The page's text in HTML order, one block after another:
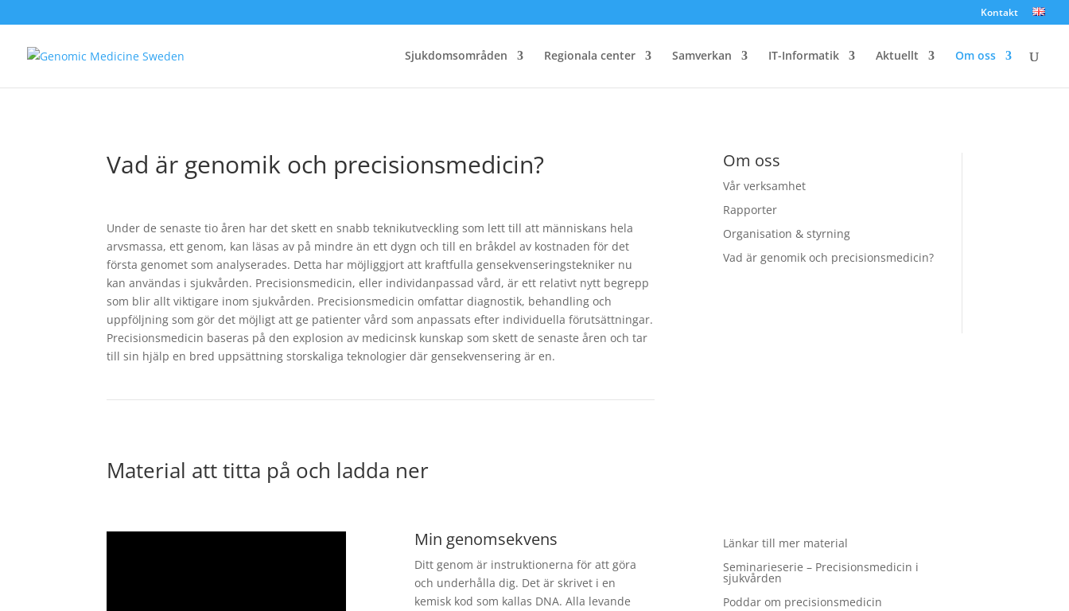
Kontakt
Sjukdomsområden Regionala center Samverkan IT-Informatik Aktuellt Om oss
Vad är genomik och precisionsmedicin?
Under de senaste tio åren har det skett en snabb teknikutveckling som lett till att människans hela
arvsmassa, ett genom, kan läsas av på mindre än ett dygn och till en bråkdel av kostnaden för det
första genomet som analyserades. Detta har möjliggjort att kraftfulla gensekvenseringstekniker nu
kan användas i sjukvården. Precisionsmedicin, eller individanpassad vård, är ett relativt nytt begrepp
som blir allt viktigare inom sjukvården. Precisionsmedicin omfattar diagnostik, behandling och
uppföljning som gör det möjligt att ge patienter vård som anpassats efter individuella förutsättningar.
Precisionsmedicin baseras på den explosion av medicinsk kunskap som skett de senaste åren och tar
till sin hjälp en bred uppsättning storskaliga teknologier där gensekvensering är en.
Om oss
Vår verksamhet
Rapporter
Organisation & styrning
Vad är genomik och precisionsmedicin?
Material att titta på och ladda ner
Min genomsekvens
Ditt genom är instruktionerna för att göra
och underhålla dig. Det är skrivet i en
kemisk kod som kallas DNA. Alla levande
Länkar till mer material
Seminarieserie – Precisions­medicin i
sjukvården
Poddar om precisionsmedicin